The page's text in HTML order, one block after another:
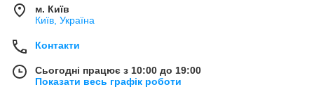
м. Київ
Київ, Україна
Контакти
Сьогодні працює з 10:00 до 19:00
Показати весь графік роботи